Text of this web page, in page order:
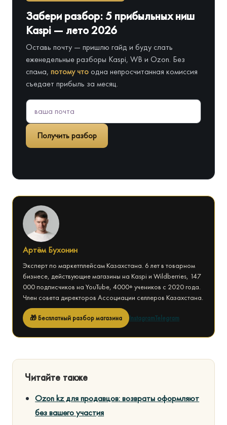
Забери разбор: 5 прибыльных ниш
Kaspi — лето 2026
Оставь почту — пришлю гайд и буду слать
еженедельные разборы Kaspi, WB и Ozon. Без
спама, потому чтоодна непросчитанная комиссия
съедает прибыль за месяц.
Получить разбор
Артём Бухонин
Эксперт по маркетплейсам Казахстана. 6 лет в товарном
бизнесе, действующие магазины на Kaspi и Wildberries, 147
000 подписчиков на YouTube, 4000+ учеников с 2020 года.
Член совета директоров Ассоциации селлеров Казахстана.
🎁 Бесплатный разбор магазина InstagramTelegram
Читайте также
Ozon kz для продавцов: возвраты оформляют
без вашего участия